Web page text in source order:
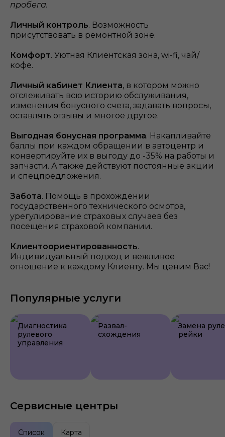
пробега.
Личный контроль. Возможность
присутствовать в ремонтной зоне.
Комфорт. Уютная Клиентская зона, wi-fi, чай/
кофе.
Личный кабинет Клиента, в котором можно
отслеживать всю историю обслуживания,
изменения бонусного счета, задавать вопросы,
оставлять отзывы и многое другое.
Выгодная бонусная программа. Накапливайте
баллы при каждом обращении в автоцентр и
конвертируйте их в выгоду до -35% на работы и
запчасти. А также действуют постоянные акции
и спецпредложения.
Забота. Помощь в прохождении
государственного технического осмотра,
урегулирование страховых случаев без
посещения страховой компании.
Клиентоориентированность.
Индивидуальный подход и вежливое
отношение к каждому Клиенту. Мы ценим Вас!
Популярные услуги
Диагностика
рулевого
управления
Развал-
схождения
Замена
рейки
Сервисные центры
Список Карта